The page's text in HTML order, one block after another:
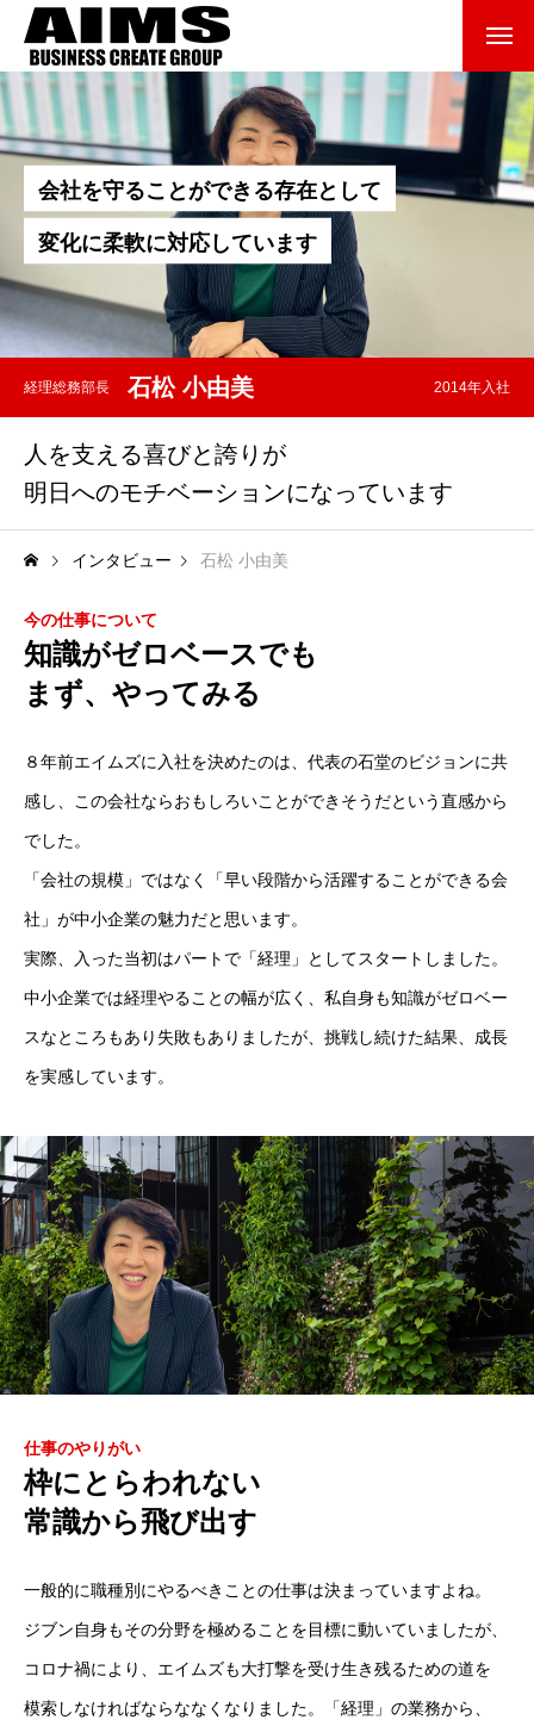
HOME
COMPANY
メッセージ
会社沿革
会社概要
BUSINESS
わたしたちの仕事
RECRUIT
募集要項
よくある質問
お問い合わせ
新卒採用エントリー
AIMS WILD STAFF
会社を守るこ と ができ る存在と して
変化に柔軟に対応しています
経理総務部長 石松 小由美 2014年入社
人を支える喜びと誇りが
明日へのモチベーションになっています
インタビュー 石松 小由美
今の仕事について
知識がゼロベースでも
まず、やってみる
８年前エイムズに入社を決めたのは、代表の石堂のビジョンに共
感し、この会社ならおもしろいことができそうだという直感から
でした。
「会社の規模」ではなく「早い段階から活躍することができる会
社」が中小企業の魅力だと思います。
実際、入った当初はパートで「経理」としてスタートしました。
中小企業では経理やることの幅が広く、私自身も知識がゼロベー
スなところもあり失敗もありましたが、挑戦し続けた結果、成長
を実感しています。
仕事のやりがい
枠にとらわれない
常識から飛び出す
一般的に職種別にやるべきことの仕事は決まっていますよね。
ジブン自身もその分野を極めることを目標に動いていましたが、
コロナ禍により、エイムズも大打撃を受け生き残るための道を
模索しなければならななくなりました。「経理」の業務から、